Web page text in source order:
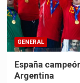
GENERAL
España
Argentina